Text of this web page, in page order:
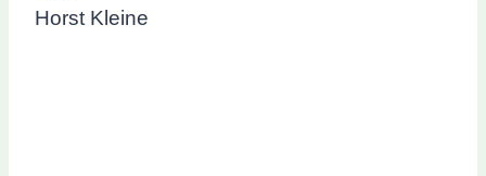
Horst Kleine